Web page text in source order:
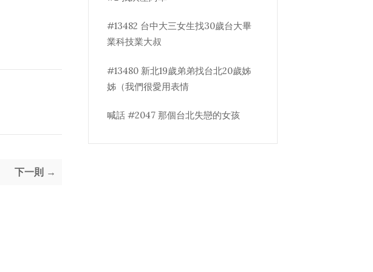
下一則 →
#13482 台中大三女生找30歲台大畢
業科技業大叔
#13480 新北19歲弟弟找台北20歲姊
姊（我們很愛用表情
喊話 #2047 那個台北失戀的女孩